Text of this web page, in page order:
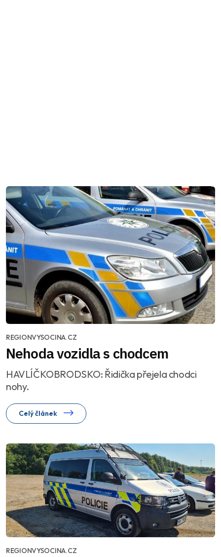
REGIONVYSOCINA.CZ
Nehoda vozidla s chodcem
HAVLÍČKOBRODSKO: Řidička přejela chodci
nohy.
Celý článek
REGIONVYSOCINA.CZ